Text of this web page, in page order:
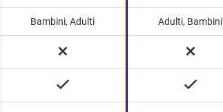
Bambini, Adulti Adulti, Bambini